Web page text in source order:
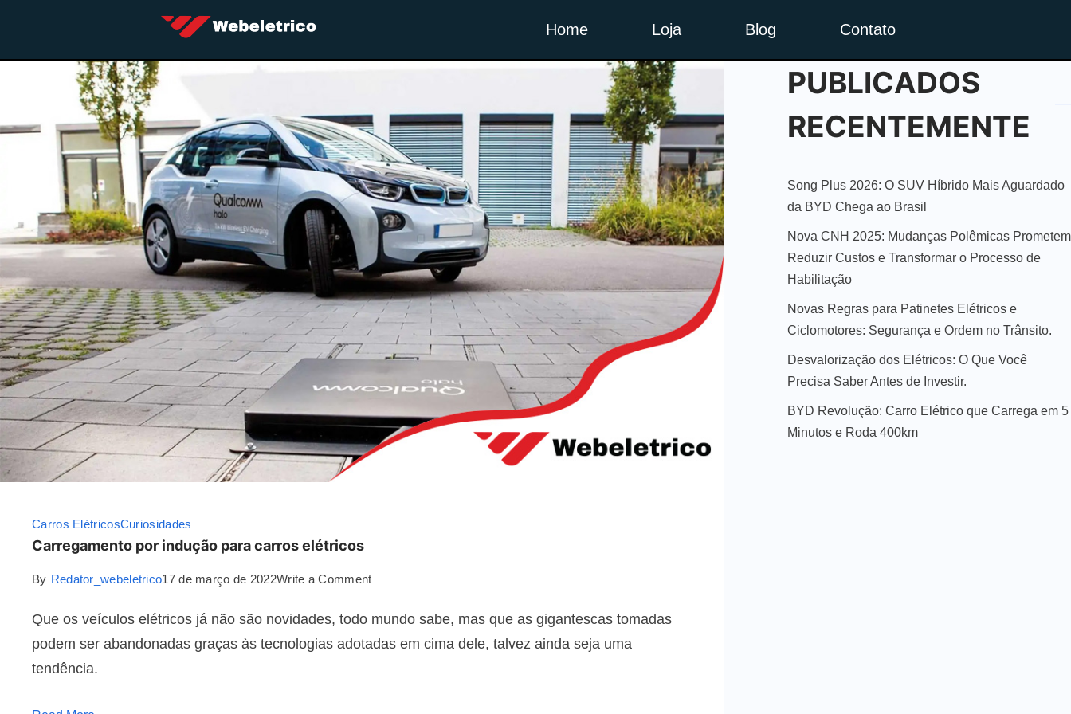
Home Loja Blog Contato
Carros ElétricosCuriosidades
Carregamento por indução para carros elétricos
By Redator_webeletrico17 de março de 2022Write a Comment
Que os veículos elétricos já não são novidades, todo mundo sabe, mas que as gigantescas tomadas
podem ser abandonadas graças às tecnologias adotadas em cima dele, talvez ainda seja uma
tendência.
PUBLICADOS
RECENTEMENTE
Song Plus 2026: O SUV Híbrido Mais Aguardado
da BYD Chega ao Brasil
Nova CNH 2025: Mudanças Polêmicas Prometem
Reduzir Custos e Transformar o Processo de
Habilitação
Novas Regras para Patinetes Elétricos e
Ciclomotores: Segurança e Ordem no Trânsito.
Desvalorização dos Elétricos: O Que Você
Precisa Saber Antes de Investir.
BYD Revolução: Carro Elétrico que Carrega em 5
Minutos e Roda 400km